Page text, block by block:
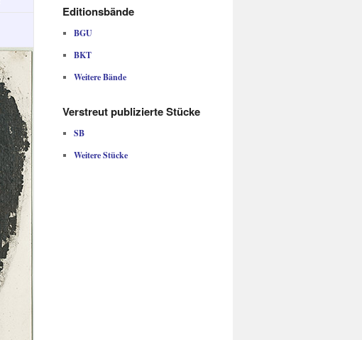
Editionsbände
BGU
BKT
Weitere Bände
Verstreut publizierte Stücke
SB
Weitere Stücke